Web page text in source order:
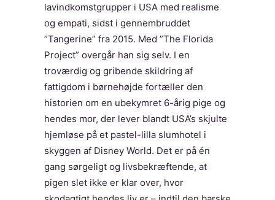
lavindkomstgrupper i USA med realisme
og empati, sidst i gennembruddet
”Tangerine” fra 2015. Med ”The Florida
Project” overgår han sig selv. I en
troværdig og gribende skildring af
fattigdom i børnehøjde fortæller den
historien om en ubekymret 6-årig pige og
hendes mor, der lever blandt USA’s skjulte
hjemløse på et pastel-lilla slumhotel i
skyggen af Disney World. Det er på én
gang sørgeligt og livsbekræftende, at
pigen slet ikke er klar over, hvor